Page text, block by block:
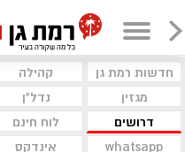
חדשות רמת גן קהילה
מגזין
נדל"ן
דרושים
לוח חינם
whatsapp
אינדקס